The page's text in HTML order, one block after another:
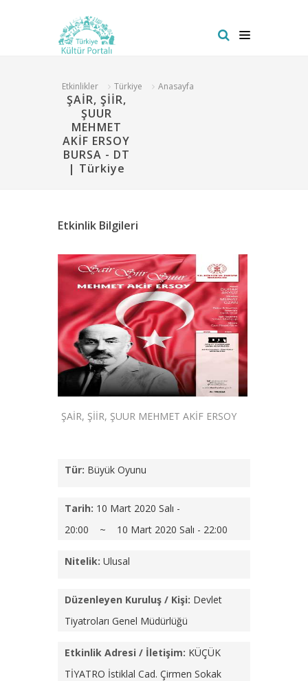
Etkinlikler Türkiye Anasayfa
ŞAİR, ŞİİR,
ŞUUR
MEHMET
AKİF ERSOY
BURSA - DT
| Türkiye
Etkinlik Bilgileri
ŞAİR, ŞİİR, ŞUUR MEHMET AKİF ERSOY
Tür: Büyük Oyunu
Tarih: 10 Mart 2020 Salı -
20:00 ~ 10 Mart 2020 Salı - 22:00
Nitelik: Ulusal
Düzenleyen Kuruluş / Kişi: Devlet
Tiyatroları Genel Müdürlüğü
Etkinlik Adresi / İletişim: KÜÇÜK
TİYATRO İstiklal Cad. Çirmen Sokak